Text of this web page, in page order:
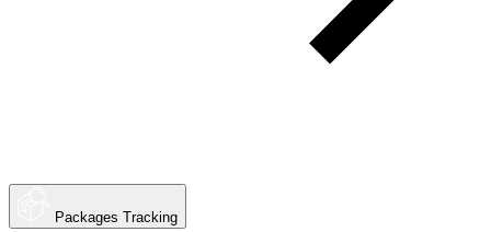
Packages Tracking